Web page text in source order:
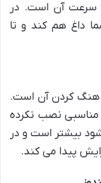
آن است. در
داغ هم کند و تا
هنگ کردن آن است.
نصب نکرده
بیشتر است و در
پیدا می کند.